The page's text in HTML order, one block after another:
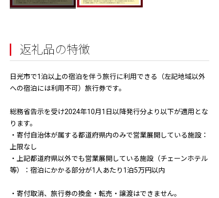
返礼品の特徴
日光市で1泊以上の宿泊を伴う旅行に利用できる（左記地域以外
への宿泊には利用不可）旅行券です。
総務省告示を受け2024年10月1日以降発行分より以下が適用とな
ります。
・寄付自治体が属する都道府県内のみで営業展開している施設：
上限なし
・上記都道府県以外でも営業展開している施設（チェーンホテル
等）：宿泊にかかる部分が1人あたり1泊5万円以内
・寄付取消、旅行券の換金・転売・譲渡はできません。